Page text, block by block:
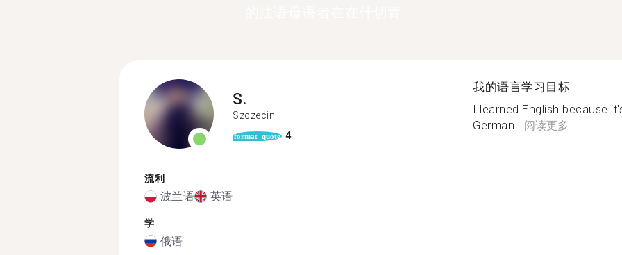
S.
Szczecin
format_quote 4
流利
波兰语 英语
学
俄语
我的语言学习目标
I learned English because
German... 阅读更多